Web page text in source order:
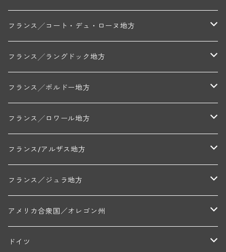
トリシェ・ディディエ
コート・デ・ブラン
ミッシェル・ジュネ
シャブリ地区
プティ・ポンティニィ(シャブリ)
アラン・マティアス(トネロワ)
コート・ド・ニュイ地区
クロード・デュガ(ジュヴレ・シャンベルタン)
セラファン・ペール・エ・フィス(ジュヴレ・シャンベルタン)
コート・ド・ボーヌ地区
フランソワーズ・ジャニアール(ペルナン・ヴェルジュレス)
マルキ・ダンジェルヴィル(ヴォルネー)
コート・シャロネーズ地区
ロワイエ(コート・デュ・クーショワ)
A&Pド・ヴィレーヌ(ブーズロン)
マコネ地区
マンシア・ポンセ(シャントレ)
ボージョレ地区
フランク・ジュイヤール(ジュリエナ)
ギイ・ブルトン(モルゴン)
フランス╱コート・デュ・ローヌ地方
北部地区
ジャン・ルイ・シャーヴ(エルミタージュ)
ジャン・ルイ・シャーヴ・セレクション(エルミタージュ)
南部地区
ル・ヴュー・ドンジョン(シャトーヌフ・デュ・パプ)
シャトー・ライヤ(シャトーヌフ・デュ・パプ)
フランス╱ラングドック地方
コトー・デュ・ラングドック地区
ド・ロルチュ(ヴァルフローネ)
ヴァン・ド・ペイ・ド・レロー
ムーラン・ド・ガサック
フランス╱ボルドー地方
アントル・ドゥー・メール地区
シャトー・レストリーユ
メドック地区
シャトー・ル・タンプル
フランス╱ロワール地方
ペイ・ナンテ地区
デ・オー・ペミオン(ムスカデ)
サントル・ニヴェルネ地区
ディディエ・ダグノー(プイィ・フュメ)
レジス・ミネ(プイィ・フュメ)
トゥーレーヌ地区
ド・ラ・ノブレ(シノン)
フランス/アルザス地方
ロリー・ガスマン
フランス／ジュラ地方
アルボワ
ペリカン
アメリカ合衆国／オレゴン州
ウィラメット・ヴァレー
ドイツ